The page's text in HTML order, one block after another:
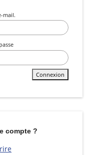
mail.
Connexion
compte ?